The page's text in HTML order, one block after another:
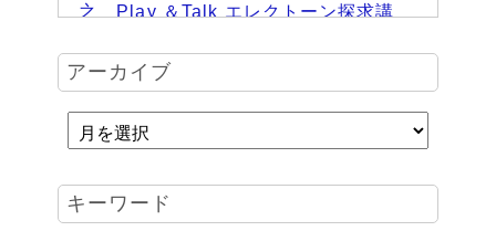
之 Play ＆Talk エレクトーン探求講
ハッピーパーク終了♪
よう！未来につながるワクワク体験
受賞結果 ヤマハエレクトーンフェス
ティバル ソロ
アーカイブ
キーワード